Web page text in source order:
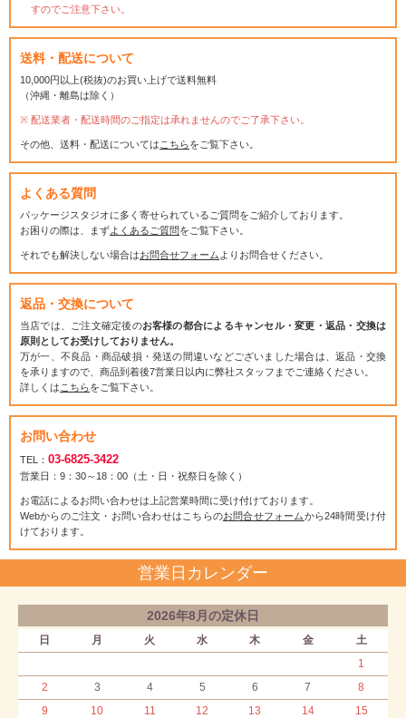
すのでご注意下さい。
送料・配送について
10,000円以上(税抜)のお買い上げで送料無料
（沖縄・離島は除く）
配送業者・配送時間のご指定は承れませんのでご了承下さい。
その他、送料・配送については こちらをご覧下さい。
よくある質問
パッケージスタジオに多く寄せられているご質問をご紹介しております。
お困りの際は、まずよくあるご質問をご覧下さい。
それでも解決しない場合はお問合せフォーム よりお問合せください。
返品・交換について
当店では、ご注文確定後のお客様の都合によるキャンセル・変更・返品・交換は
原則としてお受けしておりません。
万が一、不良品・商品破損・発送の間違いなどございました場合は、返品・交換
を承りますので、商品到着後7営業日以内に弊社スタッフまでご連絡ください。
詳しくは こちらをご覧下さい。
お問い合わせ
TEL： 03-6825-3422
営業日：9：30～18：00（土・日・祝祭日を除く）
お電話によるお問い合わせは上記営業時間に受け付けております。
Webからのご注文・お問い合わせはこちらのお問合せフォームから24時間受け付
けております。
営業日カレンダー
2026年8月の定休日
日 月 火 水 木 金
土
1
2
3 4 5 6 7
8
9
10 11 12 13 14
15